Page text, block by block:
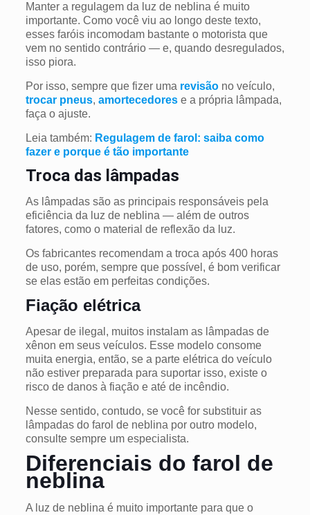
Manter a regulagem da luz de neblina é muito
importante. Como você viu ao longo deste texto,
esses faróis incomodam bastante o motorista que
vem no sentido contrário — e, quando desregulados,
isso piora.
Por isso, sempre que fizer uma revisãono veículo,
trocar pneus, amortecedorese a própria lâmpada,
faça o ajuste.
Leia também: Regulagem de farol: saiba como
fazer e porque é tão importante
Troca das lâmpadas
As lâmpadas são as principais responsáveis pela
eficiência da luz de neblina — além de outros
fatores, como o material de reflexão da luz.
Os fabricantes recomendam a troca após 400 horas
de uso, porém, sempre que possível, é bom verificar
se elas estão em perfeitas condições.
Fiação elétrica
Apesar de ilegal, muitos instalam as lâmpadas de
xênon em seus veículos. Esse modelo consome
muita energia, então, se a parte elétrica do veículo
não estiver preparada para suportar isso, existe o
risco de danos à fiação e até de incêndio.
Nesse sentido, contudo, se você for substituir as
lâmpadas do farol de neblina por outro modelo,
consulte sempre um especialista.
Diferenciais do farol de
neblina
A luz de neblina é muito importante para que o